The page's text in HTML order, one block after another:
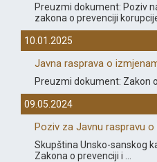
Preuzmi dokument: Poziv
zakona o prevenciji korupcije
10.01.2025
Javna rasprava o
Preuzmi dokument: Zakon
09.05.2024
Poziv za Javnu raspravu o
Skupština Unsko-sanskog
Zakona o prevenciji i ...